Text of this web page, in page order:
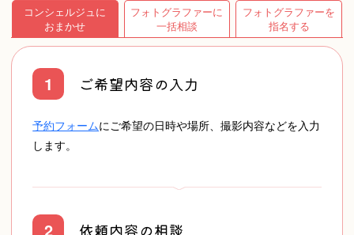
かわもとじゅんいち Yuji
コンシェルジュに
おまかせ
フォトグラファーに
一括相談
フォトグラファーを
指名する
1 ご希望内容の入力
予約フォームにご希望の日時や場所、撮影内容などを入力
します。
2 依頼内容の相談